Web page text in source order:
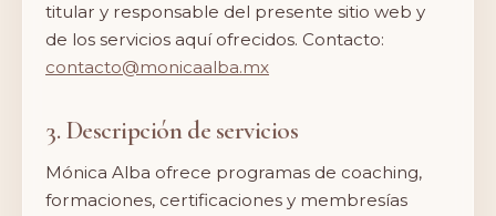
titular y responsable del presente sitio web y
de los servicios aquí ofrecidos. Contacto:
contacto@monicaalba.mx
3. Descripción de servicios
Mónica Alba ofrece programas de coaching,
formaciones, certificaciones y membresías